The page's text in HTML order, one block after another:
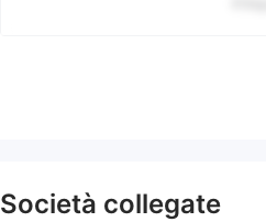
Società collegate